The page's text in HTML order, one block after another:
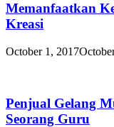
Memanfaatkan
Kreasi
October 1, 2017
Penjual Gelang
Seorang Guru